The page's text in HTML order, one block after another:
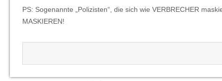
PS: Sogenannte „Polizisten“, die sich wie VERBRECHER
MASKIEREN!